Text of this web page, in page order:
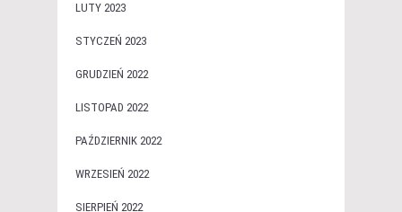
LUTY 2023
STYCZEŃ 2023
GRUDZIEŃ 2022
LISTOPAD 2022
PAŹDZIERNIK 2022
WRZESIEŃ 2022
SIERPIEŃ 2022